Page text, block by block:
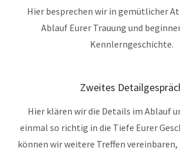
Hier besprechen wir in gemütlicher
Ablauf Eurer Trauung und
Kennlerngeschichte.
Zweites
Hier klären wir die Details im Ablauf
einmal so richtig in die Tiefe Eurer
können wir weitere Treffen